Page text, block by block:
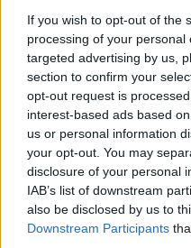
If you wish to opt-out of the
processing of your
targeted advertising by us,
section to confirm your
opt-out request is
interest-based ads based
us or personal information
your opt-out. You may
disclosure of your personal
IAB’s list of downstream
also be disclosed by us to
Downstream Participants
Condividi l'articolo
F
a
ce
b
o
o
k
T
w
it
te
r
Pi
n
te
re
st
h
s
A
p
p
NOTIZIE RECENTI